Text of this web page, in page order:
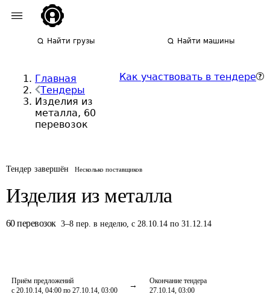
Найти грузы Найти машины
Главная
Тендеры
Изделия из
металла, 60
перевозок
Как участвовать в тендере
Тендер завершён Несколько поставщиков
Изделия из металла
60 перевозок 3–8 пер. в неделю, с 28.10.14 по 31.12.14
Приём предложений
с 20.10.14, 04:00 по 27.10.14, 03:00
Окончание тендера
27.10.14, 03:00